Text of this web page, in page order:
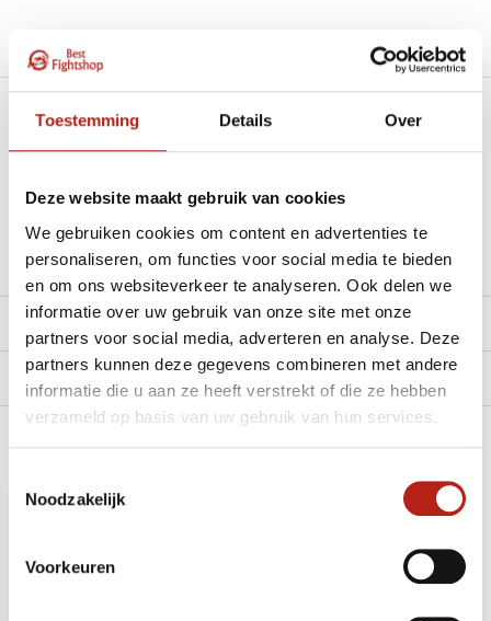
Toestemming Details Over
Deze website maakt gebruik van cookies
We gebruiken cookies om content en advertenties te
personaliseren, om functies voor social media te bieden
en om ons websiteverkeer te analyseren. Ook delen we
informatie over uw gebruik van onze site met onze
partners voor social media, adverteren en analyse. Deze
partners kunnen deze gegevens combineren met andere
informatie die u aan ze heeft verstrekt of die ze hebben
verzameld op basis van uw gebruik van hun services.
Noodzakelijk
Voorkeuren
Productomschrijving
Heb je een vraag over dit product?
Stel je vraag
Reviews
Levering en retour